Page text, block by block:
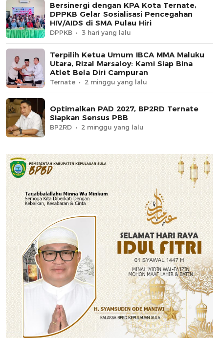
Bersinergi dengan KPA Kota Ternate,
DPPKB Gelar Sosialisasi Pencegahan
HIV/AIDS di SMA Pulau Hiri
DPPKB 3 hari yang lalu
Terpilih Ketua Umum IBCA MMA Maluku
Utara, Rizal Marsaloy: Kami Siap Bina
Atlet Bela Diri Campuran
Ternate 2 minggu yang lalu
Optimalkan PAD 2027, BP2RD Ternate
Siapkan Sensus PBB
BP2RD 2 minggu yang lalu